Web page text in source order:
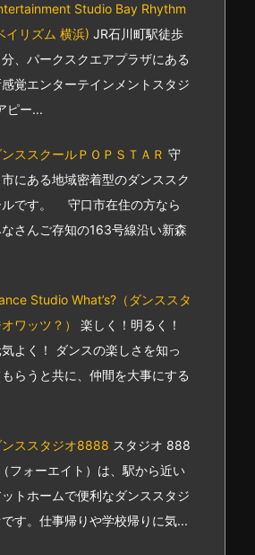
Studio Bay Rhythm
イリズム 横浜) JR石川町駅徒歩
分、パークスクエアプラザにある
感覚エンターテインメントスタジ
ピー...
ンススクールＰＯＰＳＴＡＲ 守
市にある地域密着型のダンススク
ルです。 守口市在住の方なら
さんご存知の163号線沿い新森
Studio What’s?（ダンススタ
ワッツ？）
楽しく！明るく！
気よく！ ダンスの楽しさを知っ
もらうと共に、仲間を大事にする
ンススタジオ8888 スタジオ 888
フォーエイト）は、駅から近い
ットホームで便利なダンススタジ
です。仕事帰りや学校帰りに気...